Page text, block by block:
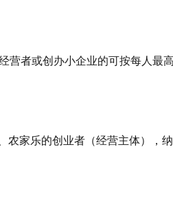
者或创办小企业的可按每人最
家乐的创业者（经营主体），